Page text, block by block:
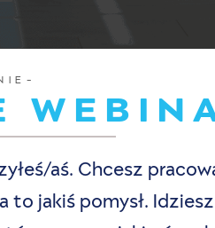
aś. Chcesz
to jakiś pomysł.